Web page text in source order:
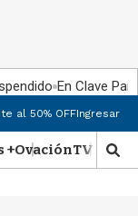
En Clave País
al 50% OFFIngresar
+OvaciónTV Show
M
o